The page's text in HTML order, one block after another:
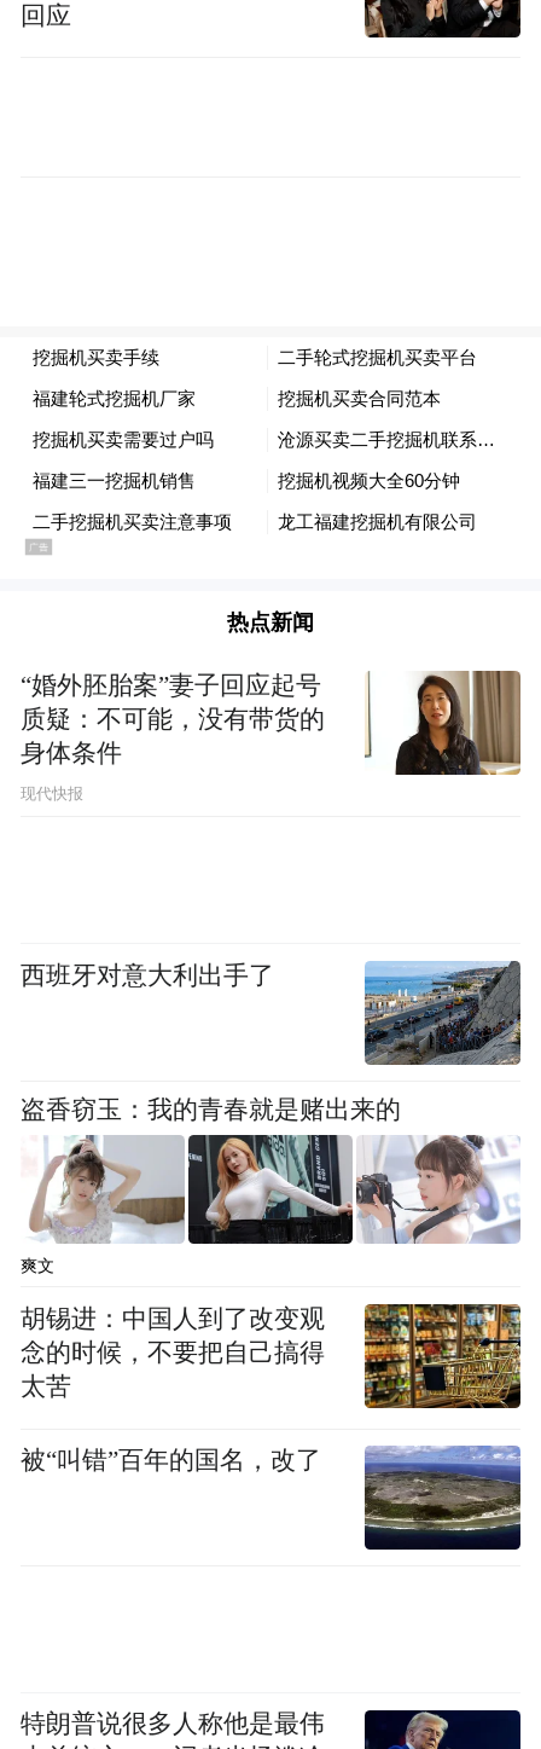
高，2025年1-10月新能源销量超过2024年全
回应
热点新闻
“婚外胚胎案”妻子回应起号
质疑：不可能，没有带货的
身体条件
现代快报
西班牙对意大利出手了
盗香窃玉：我的青春就是赌出来的
爽文
胡锡进：中国人到了改变观
念的时候，不要把自己搞得
太苦
被“叫错”百年的国名，改了
特朗普说很多人称他是最伟